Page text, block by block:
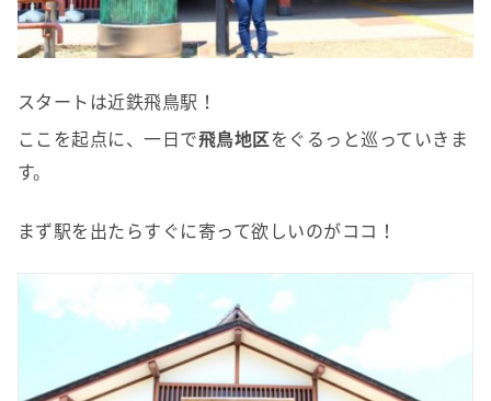
スタートは近鉄飛鳥駅！
ここを起点に、一日で飛鳥地区をぐるっと巡っていきま
す。
まず駅を出たらすぐに寄って欲しいのがココ！